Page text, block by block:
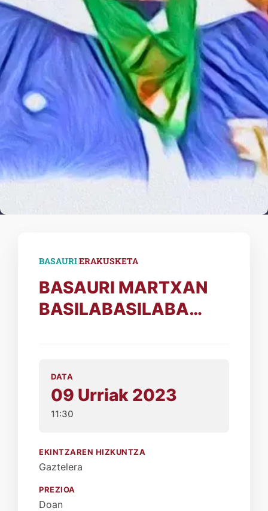
BASAURI|ERAKUSKETA
BASAURI MARTXAN
BASILABASILABA…
DATA
09 Urriak 2023
11:30
EKINTZAREN HIZKUNTZA
Gaztelera
PREZIOA
Doan